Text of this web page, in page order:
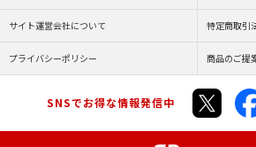
サイト運営会社について 特定商取引
プライバシーポリシー 商品のご提
SNSでお得な情報発信中